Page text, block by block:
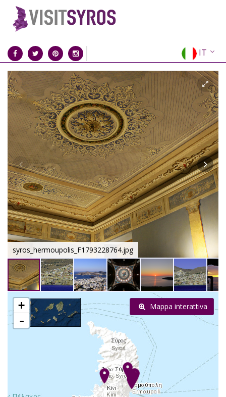
IT
EN
EL
FR
DE
ES
RU
CN
syros_hermoupolis_F1793228764.jpg
+
-
Mappa interattiva